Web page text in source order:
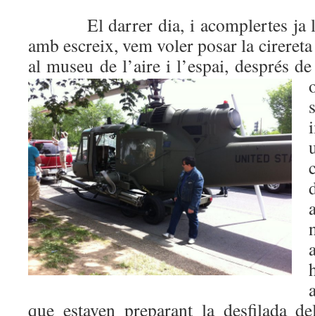
El darrer dia, i acomplertes ja les
amb escreix, vem voler posar la
al museu de l’aire i l’espai, després
que estaven preparant la desfilada